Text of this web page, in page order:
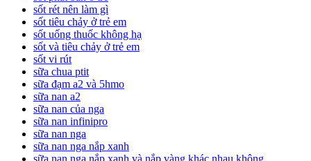
sốt rét nên làm gì
sốt tiêu chảy ở trẻ em
sốt uống thuốc không hạ
sốt và tiêu chảy ở trẻ em
sốt vi rút
sữa chua ptit
sữa đạm a2 và 5hmo
sữa nan a2
sữa nan của nga
sữa nan infinipro
sữa nan nga
sữa nan nga nắp xanh
sữa nan nga nắp xanh và nắp vàng khác nhau không